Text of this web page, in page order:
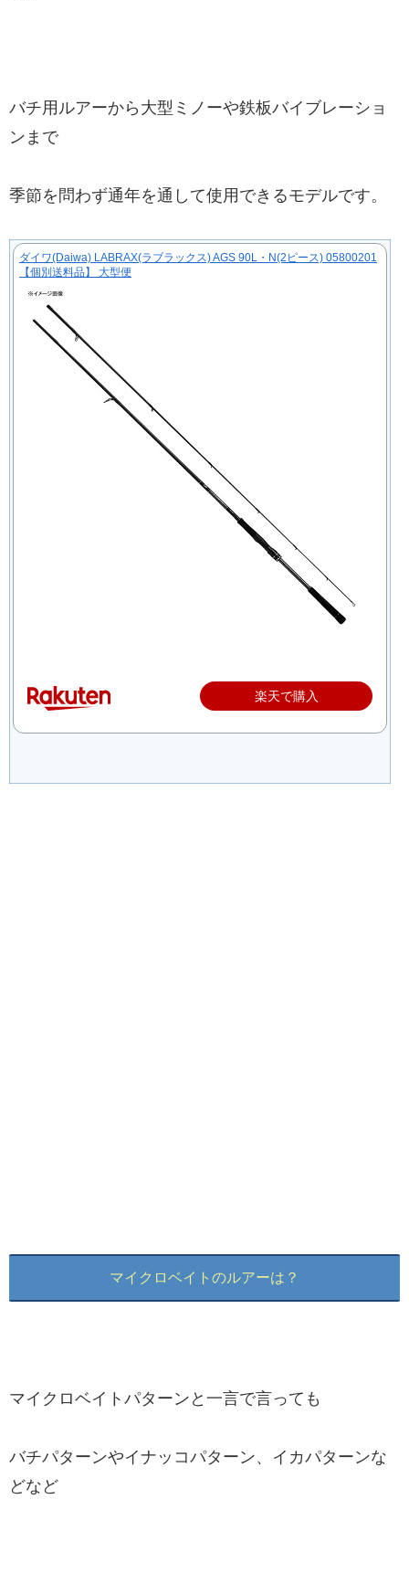
バチ用ルアーから大型ミノーや鉄板バイブレーショ
ンまで
季節を問わず通年を通して使用できるモデルです。
ダイワ(Daiwa) LABRAX(ラブラックス) AGS 90L・N(2ピース) 05800201
【個別送料品】 大型便
楽天で購入
マイクロベイトのルアーは？
マイクロベイトパターンと一言で言っても
バチパターンやイナッコパターン、イカパターンな
どなど